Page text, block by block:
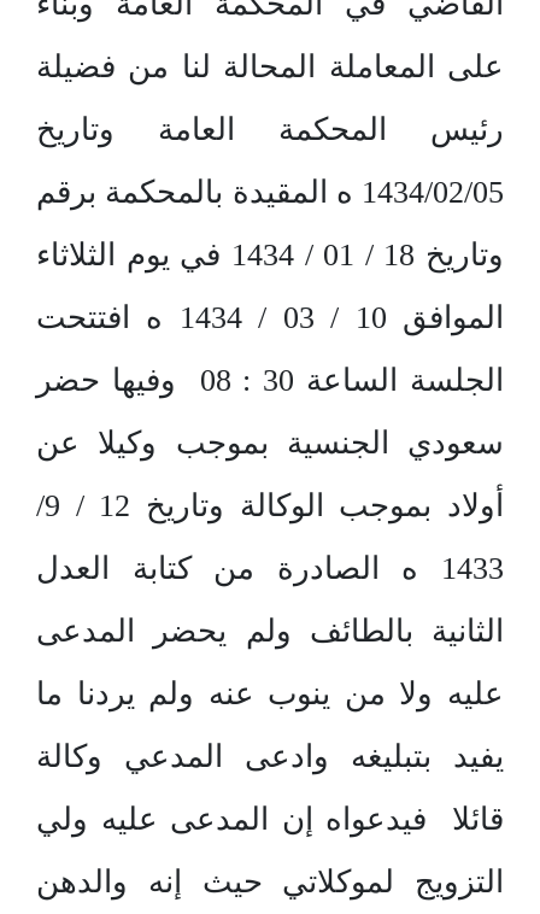
على المعاملة المحالة لنا من فضيلة
رئيس المحكمة العامة وتاريخ
1434/02/05 ه المقيدة بالمحكمة برقم
وتاريخ 18 / 01 / 1434 في يوم الثلاثاء
الموافق 10 / 03 / 1434 ه افتتحت
الجلسة الساعة 30 : 08 وفيها حضر
سعودي الجنسية بموجب وكيلا عن
أولاد بموجب الوكالة وتاريخ 12 / 9/
1433 ه الصادرة من كتابة العدل
الثانية بالطائف ولم يحضر المدعى
عليه ولا من ينوب عنه ولم يردنا ما
يفيد بتبليغه وادعى المدعي وكالة
قائلا فيدعواه إن المدعى عليه ولي
التزويج لموكلاتي حيث إنه والدهن